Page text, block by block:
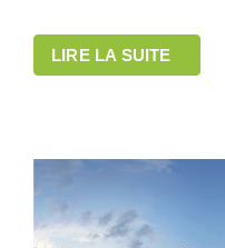
LIRE LA SUITE